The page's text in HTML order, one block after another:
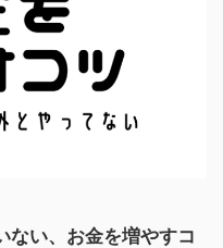
ない、お金を増やすコ